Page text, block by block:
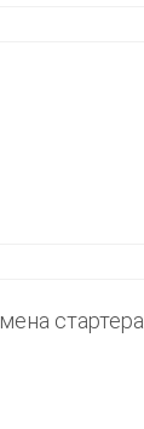
стартера